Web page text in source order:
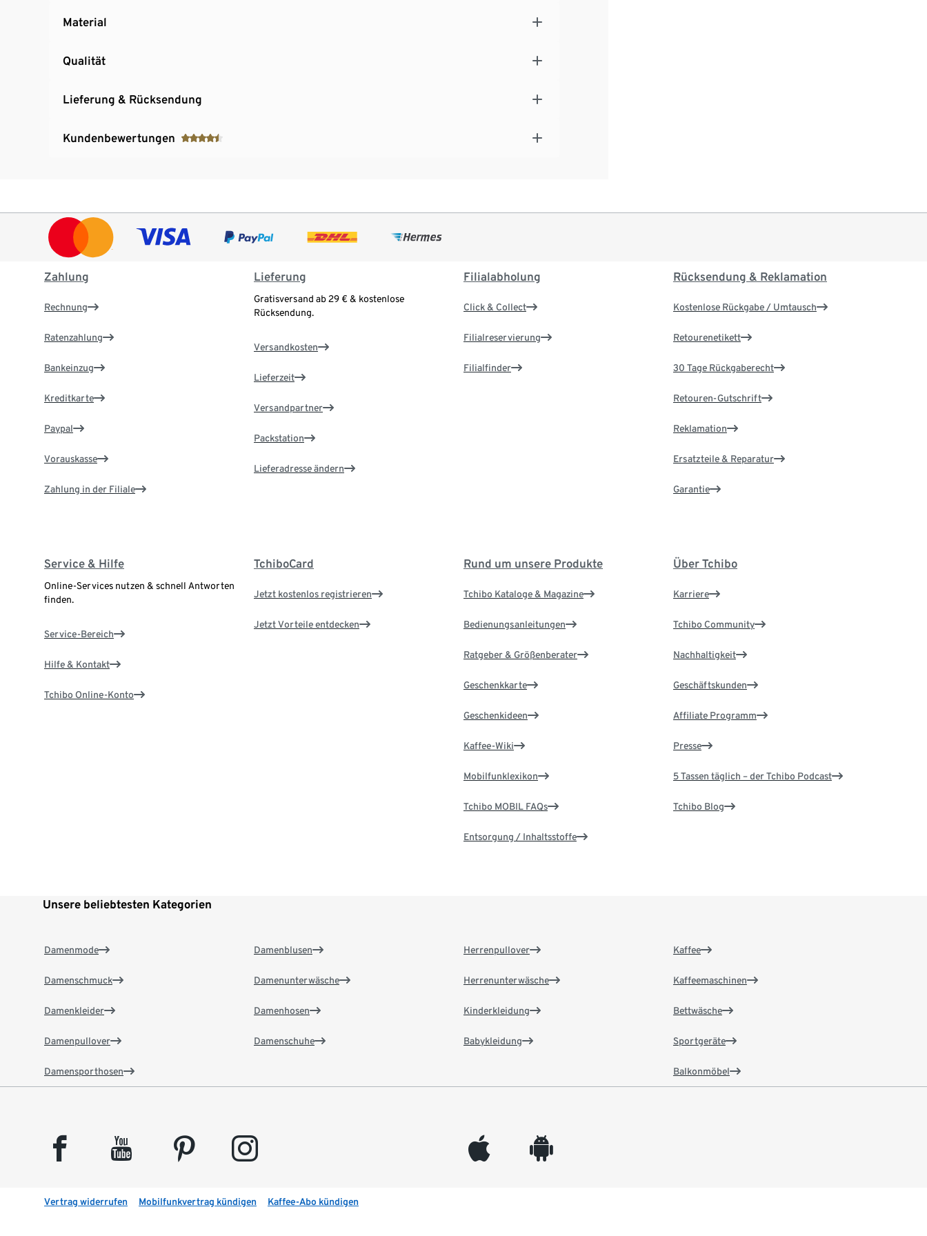
Material
Qualität
Lieferung & Rücksendung
Kundenbewertungen
Zahlung
Rechnung
Ratenzahlung
Bankeinzug
Kreditkarte
Paypal
Vorauskasse
Zahlung in der Filiale
Lieferung
Gratisversand ab 29 € & kostenlose
Rücksendung.
Versandkosten
Lieferzeit
Versandpartner
Packstation
Lieferadresse ändern
Filialabholung
Click & Collect
Filialreservierung
Filialfinder
Rücksendung & Reklamation
Kostenlose Rückgabe / Umtausch
Retourenetikett
30 Tage Rückgaberecht
Retouren-Gutschrift
Reklamation
Ersatzteile & Reparatur
Garantie
Service & Hilfe
Online-Services nutzen & schnell Antworten
finden.
Service-Bereich
Hilfe & Kontakt
Tchibo Online-Konto
TchiboCard
Jetzt kostenlos registrieren
Jetzt Vorteile entdecken
Rund um unsere Produkte
Tchibo Kataloge & Magazine
Bedienungsanleitungen
Ratgeber & Größenberater
Geschenkkarte
Geschenkideen
Kaffee-Wiki
Mobilfunklexikon
Tchibo MOBIL FAQs
Entsorgung / Inhaltsstoffe
Über Tchibo
Karriere
Tchibo Community
Nachhaltigkeit
Geschäftskunden
Affiliate Programm
Presse
5 Tassen täglich – der Tchibo Podcast
Tchibo Blog
Unsere beliebtesten Kategorien
Damenmode
Damenschmuck
Damenkleider
Damenpullover
Damensporthosen
Damenblusen
Damenunterwäsche
Damenhosen
Damenschuhe
Herrenpullover
Herrenunterwäsche
Kinderkleidung
Babykleidung
Kaffee
Kaffeemaschinen
Bettwäsche
Sportgeräte
Balkonmöbel
facebook youtube pinterest instagram appleinc android
Vertrag widerrufen Mobilfunkvertrag kündigen Kaffee-Abo kündigen